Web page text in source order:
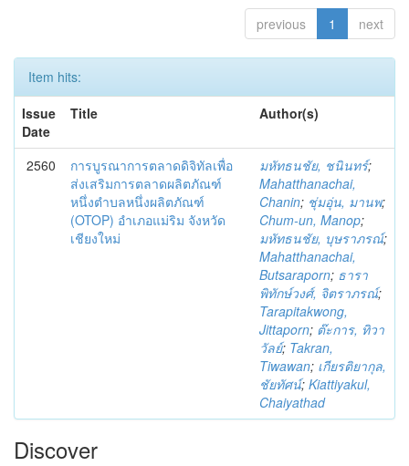
previous 1 next
Item hits:
Issue
Date
Title Author(s)
2560
การบูรณาการตลาดดิจิทัลเพื่อ
ส่งเสริมการตลาดผลิตภัณฑ์
หนึ่งตำบลหนึ่งผลิตภัณฑ์
(OTOP) อำเภอแม่ริม จังหวัด
เชียงใหม่
มหัทธนชัย, ชนินทร์;
Mahatthanachai,
Chanin; ชุ่มอุ่น, มานพ;
Chum-un, Manop;
มหัทธนชัย, บุษราภรณ์;
Mahatthanachai,
Butsaraporn; ธารา
พิทักษ์วงศ์, จิตราภรณ์;
Tarapitakwong,
Jittaporn; ต๊ะการ, ทิวา
วัลย์; Takran,
Tiwawan; เกียรติยากุล,
ชัยทัศน์; Kiattiyakul,
Chaiyathad
Discover